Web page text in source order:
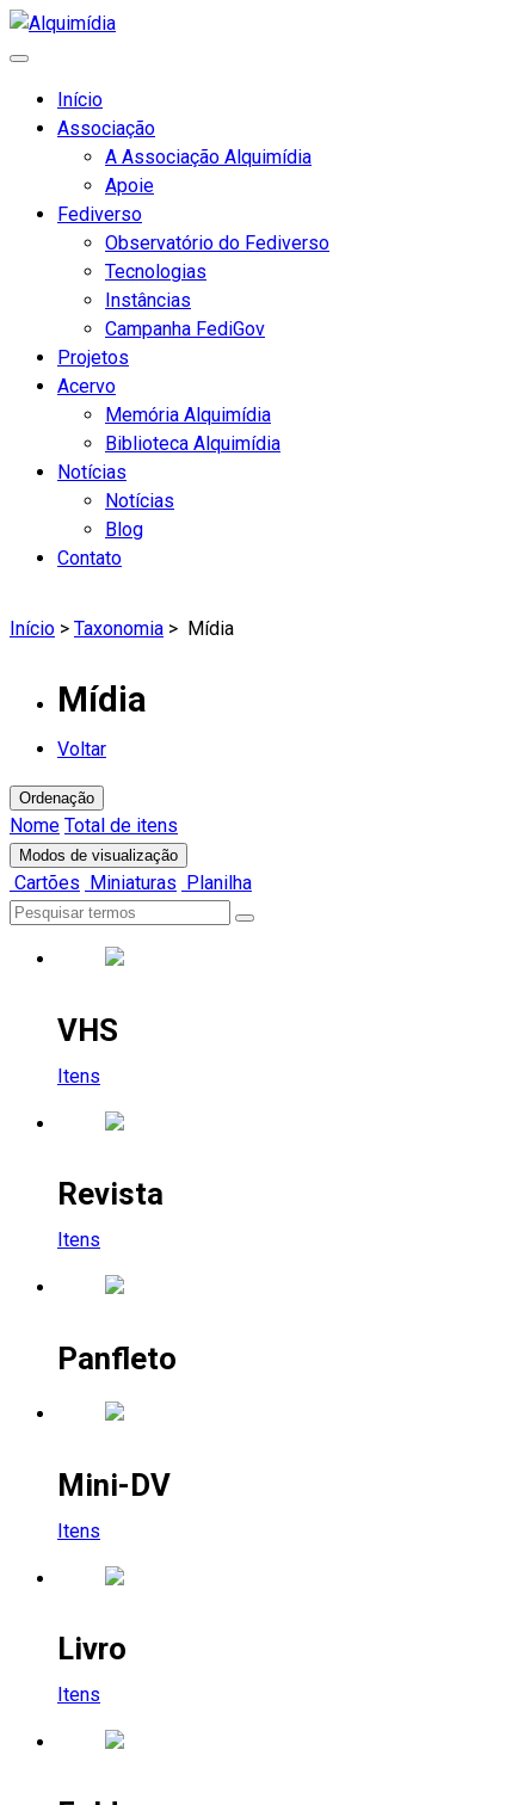
Início
Associação
A Associação Alquimídia
Apoie
Fediverso
Observatório do Fediverso
Tecnologias
Instâncias
Campanha FediGov
Projetos
Acervo
Memória Alquimídia
Biblioteca Alquimídia
Notícias
Notícias
Blog
Contato
Início > Taxonomia > Mídia
Mídia
Voltar
Ordenação
Nome Total de itens
Modos de visualização
Cartões Miniaturas Planilha
VHS
Itens
Revista
Itens
Panfleto
Mini-DV
Itens
Livro
Itens